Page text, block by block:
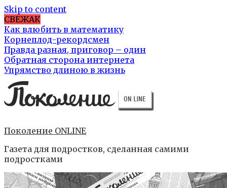
Skip to content
СВЕЖАК
Как влюбить в математику
Корнеплод-рекордсмен
Правда разная, приговор – один
Обратная сторона интернета
Упрямство длиною в жизнь
Поколение ONLINE
Газета для подростков, сделанная самими
подростками